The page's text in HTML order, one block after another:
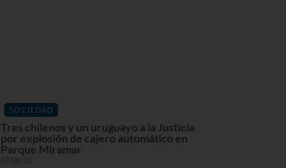
SOCIEDAD
Tres chilenos y un uruguayo a la Justicia
por explosión de cajero automático en
Parque Miramar
07/08/26